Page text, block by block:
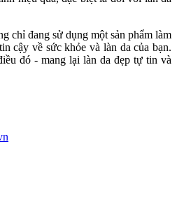
chỉ đang sử dụng một sản phẩm làm
cậy về sức khỏe và làn da của bạn.
đó - mang lại làn da đẹp tự tin và